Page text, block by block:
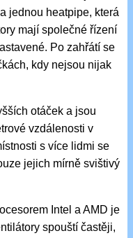
jednou heatpipe, která
mají společné řízení
Po zahřátí se
kdy nejsou nijak
otáček a jsou
vzdálenosti v
s více lidmi se
jejich mírně svištivý
Intel a AMD je
spouští častěji,